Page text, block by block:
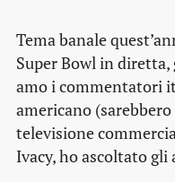
Tema banale
Super Bowl in diretta,
amo i commentatori
americano
televisione
Ivacy, ho ascoltato gli